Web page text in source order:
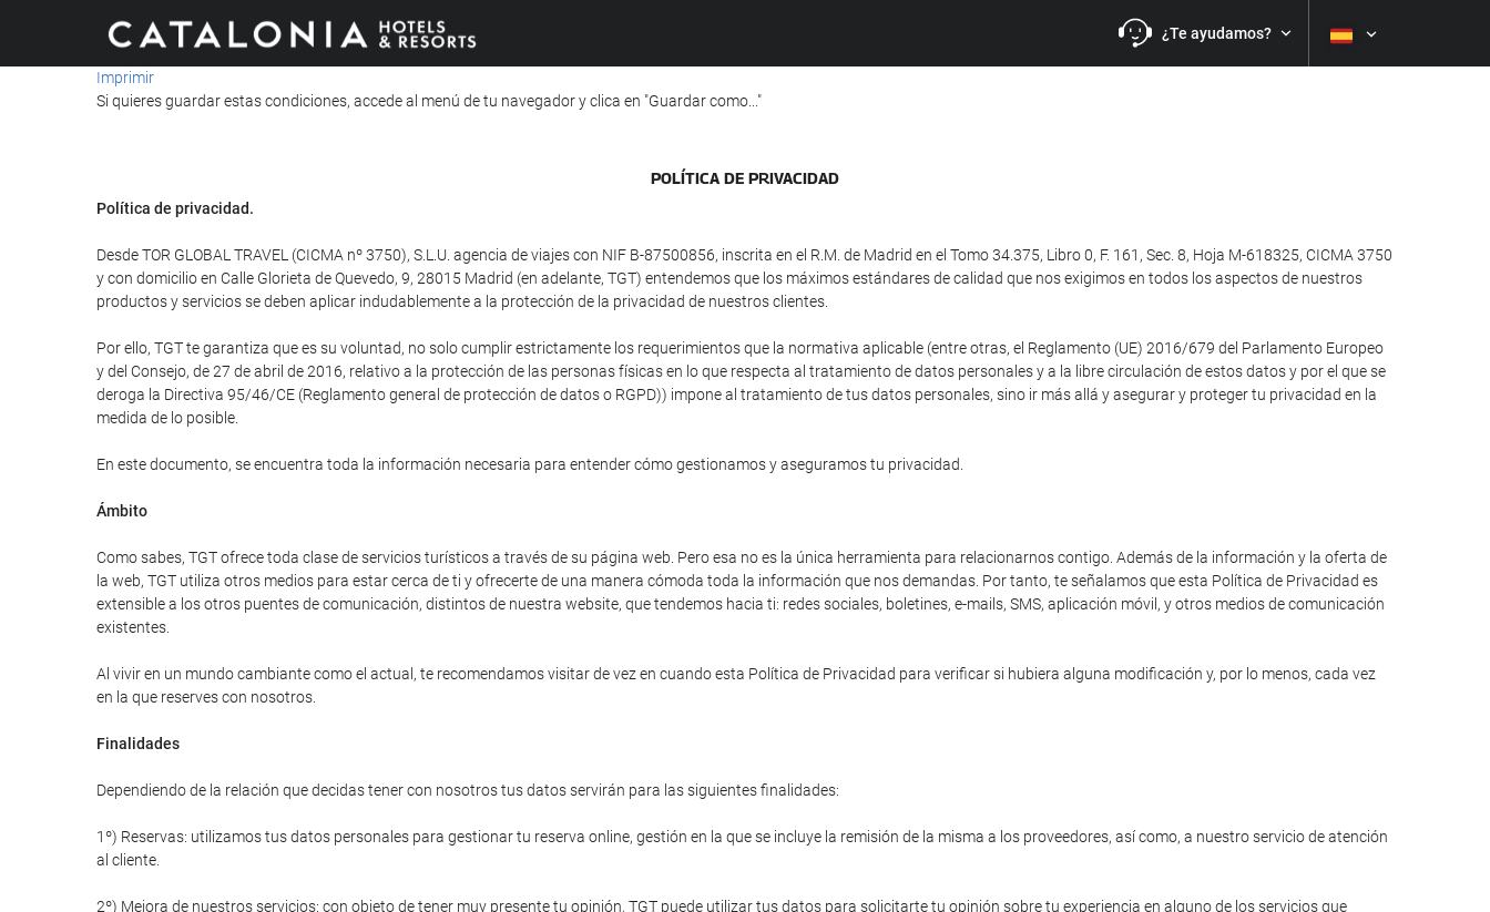
¿Te ayudamos?
Imprimir
Si quieres guardar estas condiciones, accede al menú de tu navegador y clica en "Guardar como..."
POLÍ­TICA DE PRIVACIDAD
Política de privacidad.
Desde TOR GLOBAL TRAVEL (CICMA nº 3750), S.L.U. agencia de viajes con NIF B-87500856, inscrita en el R.M. de Madrid en el Tomo 34.375, Libro 0, F. 161, Sec. 8, Hoja M-618325, CICMA 3750
y con domicilio en Calle Glorieta de Quevedo, 9, 28015 Madrid (en adelante, TGT) entendemos que los máximos estándares de calidad que nos exigimos en todos los aspectos de nuestros
productos y servicios se deben aplicar indudablemente a la protección de la privacidad de nuestros clientes.
Por ello, TGT te garantiza que es su voluntad, no solo cumplir estrictamente los requerimientos que la normativa aplicable (entre otras, el Reglamento (UE) 2016/679 del Parlamento Europeo
y del Consejo, de 27 de abril de 2016, relativo a la protección de las personas físicas en lo que respecta al tratamiento de datos personales y a la libre circulación de estos datos y por el que se
deroga la Directiva 95/46/CE (Reglamento general de protección de datos o RGPD)) impone al tratamiento de tus datos personales, sino ir más allá y asegurar y proteger tu privacidad en la
medida de lo posible.
En este documento, se encuentra toda la información necesaria para entender cómo gestionamos y aseguramos tu privacidad.
Ámbito
Como sabes, TGT ofrece toda clase de servicios turísticos a través de su página web. Pero esa no es la única herramienta para relacionarnos contigo. Además de la información y la oferta de
la web, TGT utiliza otros medios para estar cerca de ti y ofrecerte de una manera cómoda toda la información que nos demandas. Por tanto, te señalamos que esta Política de Privacidad es
extensible a los otros puentes de comunicación, distintos de nuestra website, que tendemos hacia ti: redes sociales, boletines, e-mails, SMS, aplicación móvil, y otros medios de comunicación
existentes.
Al vivir en un mundo cambiante como el actual, te recomendamos visitar de vez en cuando esta Política de Privacidad para verificar si hubiera alguna modificación y, por lo menos, cada vez
en la que reserves con nosotros.
Finalidades
Dependiendo de la relación que decidas tener con nosotros tus datos servirán para las siguientes finalidades:
1º) Reservas: utilizamos tus datos personales para gestionar tu reserva online, gestión en la que se incluye la remisión de la misma a los proveedores, así como, a nuestro servicio de atención
al cliente.
2º) Mejora de nuestros servicios: con objeto de tener muy presente tu opinión, TGT puede utilizar tus datos para solicitarte tu opinión sobre tu experiencia en alguno de los servicios que